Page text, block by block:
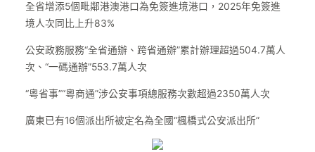
全省增添5個毗鄰港澳港口為免簽進境港口，2025年免簽進
境人次同比上升83%
公安政務服務“全省通辦、跨省通辦”累計辦理超過504.7萬人
次、“一碼通辦”553.7萬人次
“粵省事”“粵商通”涉公安事項總服務次數超過2350萬人次
廣東已有16個派出所被定名為全國“楓橋式公安派出所”